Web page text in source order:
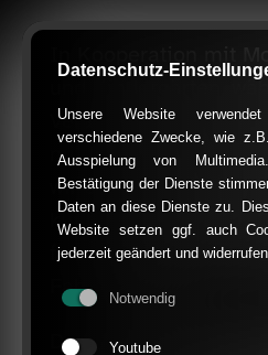
In Kooperation mit
und Kindergärten,
Veranstaltungen in
mit Hilfe kreativer
wir alte gespendete
kunterbunt gestaltet
farbenfroh bemalt:
Fahrradflotte!
Das Projekt wurde
Datenschutz-
Unsere Website
verschiedene Zwecke, wie
Ausspielung von
Bestätigung der Dienste
Daten an diese Dienste zu.
Website setzen ggf. auch
jederzeit geändert und widerrufen
Notwendig
Youtube